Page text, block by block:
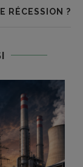
RÉCESSION ?